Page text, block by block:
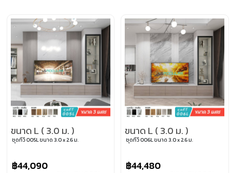
ขนาด L ( 3.0 ม. )
ชุดทีวี 005L ขนาด 3.0 x 2.6 ม.
฿44,090
ขนาด L ( 3.0 ม. )
ชุดทีวี 006L ขนาด 3.0 x 2.6 ม.
฿44,480